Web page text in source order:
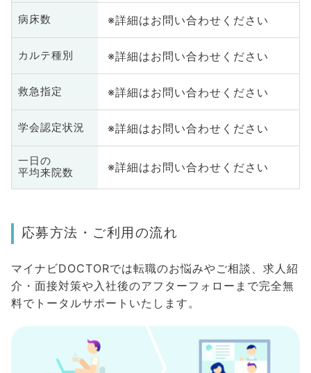
病床数 ※詳細はお問い合わせください
カルテ種別 ※詳細はお問い合わせください
救急指定 ※詳細はお問い合わせください
学会認定状況 ※詳細はお問い合わせください
一日の
平均来院数
※詳細はお問い合わせください
応募方法・ご利用の流れ
マイナビDOCTORでは転職のお悩みやご相談、求人紹
介・面接対策や入社後のアフターフォローまで完全無
料でトータルサポートいたします。